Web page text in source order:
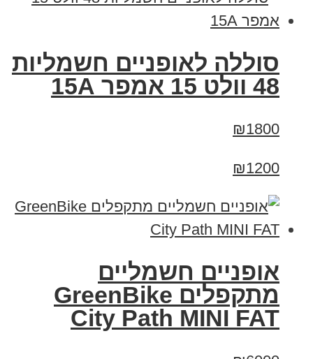
סוללה לאופניים חשמליות
48 וולט 15 אמפר 15A
₪1800
₪1200
אופניים חשמליים
‏מתקפלים GreenBike
City Path MINI FAT